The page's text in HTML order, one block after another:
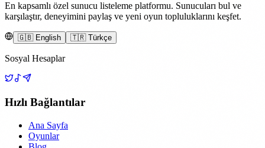
En kapsamlı özel sunucu listeleme platformu. Sunucuları bul ve
karşılaştır, deneyimini paylaş ve yeni oyun topluluklarını keşfet.
🇬🇧 English 🇹🇷 Türkçe
Sosyal Hesaplar
Hızlı Bağlantılar
Ana Sayfa
Oyunlar